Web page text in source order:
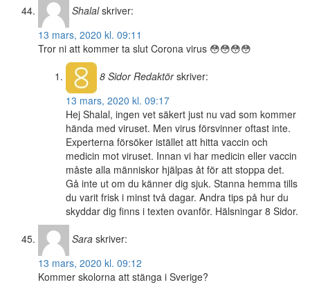
Shalal skriver:
13 mars, 2020 kl. 09:11
Tror ni att kommer ta slut Corona virus 😳😳😳😳
8 SidorRedaktör skriver:
13 mars, 2020 kl. 09:17
Hej Shalal, ingen vet säkert just nu vad som kommer
hända med viruset. Men virus försvinner oftast inte.
Experterna försöker istället att hitta vaccin och
medicin mot viruset. Innan vi har medicin eller vaccin
måste alla människor hjälpas åt för att stoppa det.
Gå inte ut om du känner dig sjuk. Stanna hemma tills
du varit frisk i minst två dagar. Andra tips på hur du
skyddar dig finns i texten ovanför. Hälsningar 8 Sidor.
Sara skriver:
13 mars, 2020 kl. 09:12
Kommer skolorna att stänga i Sverige?